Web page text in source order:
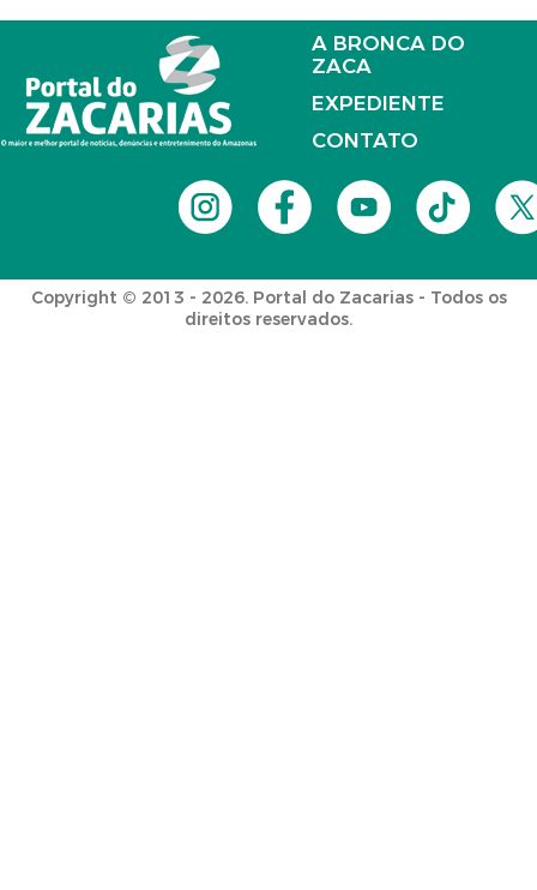
A BRONCA DO
ZACA
EXPEDIENTE
CONTATO
Copyright © 2013 - 2026. Portal do Zacarias - Todos os
direitos reservados.